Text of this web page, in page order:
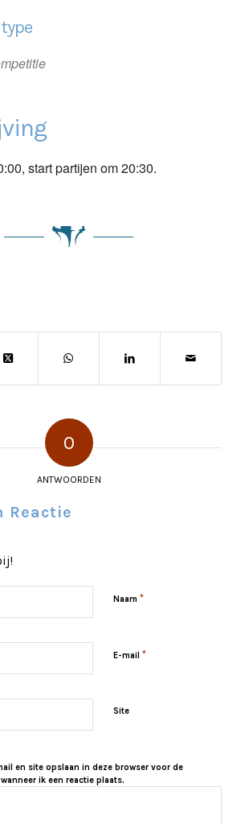
start partijen om 20:30.
0
ANTWOORDEN
Reactie
Naam *
E-mail *
Site
en site opslaan in deze browser voor de
ik een reactie plaats.